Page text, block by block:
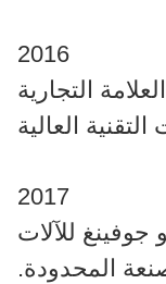
2016
التجارية
العالية
2017
للآلات
المحدودة.